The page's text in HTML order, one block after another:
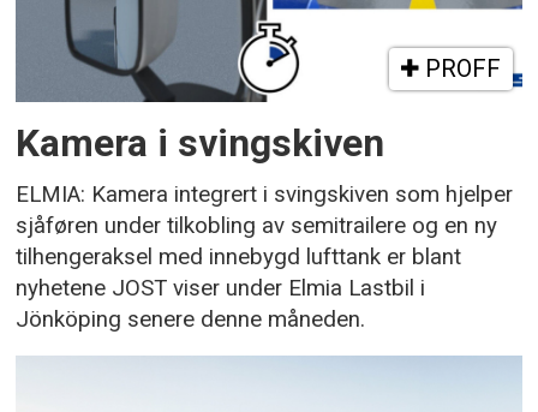
PROFF
Kamera i svingskiven
ELMIA: Kamera integrert i svingskiven som hjelper
sjåføren under tilkobling av semitrailere og en ny
tilhengeraksel med innebygd lufttank er blant
nyhetene JOST viser under Elmia Lastbil i
Jönköping senere denne måneden.